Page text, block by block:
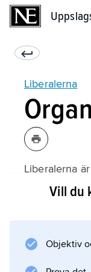
Liberalerna
Liberalerna
länsförbund
samt i
Vill du
Objektiv